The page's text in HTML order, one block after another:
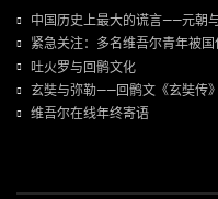
中国历史上最大的谎言——元朝
紧急关注：多名维吾尔青年被
吐火罗与回鹘文化
玄奘与弥勒——回鹘文《玄奘传》
维吾尔在线年终寄语